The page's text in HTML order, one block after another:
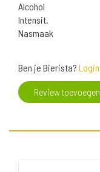
Alcohol
Intensit.
Nasmaak
Ben je Bierista? Login
Review toevoegen